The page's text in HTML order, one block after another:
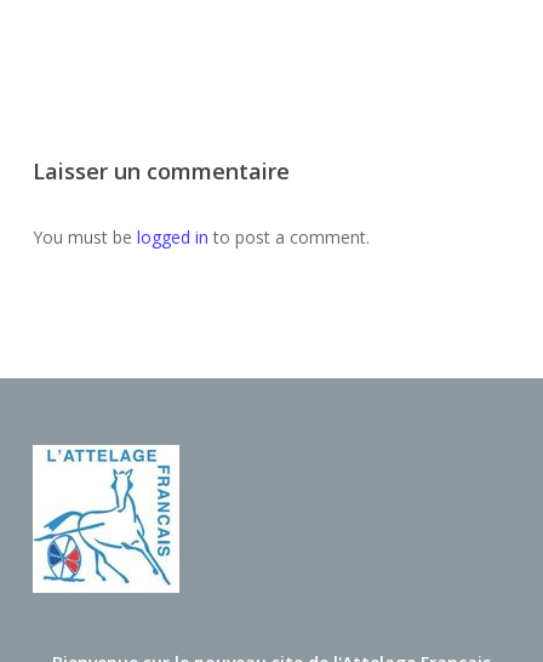
Laisser un commentaire
You must be logged in to post a comment.